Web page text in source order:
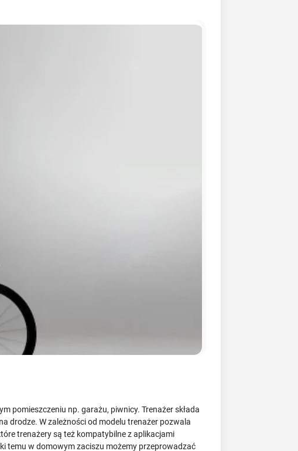
pomieszczeniu np. garażu, piwnicy. Trenażer składa
drodze. W zależności od modelu trenażer pozwala
trenażery są też kompatybilne z aplikacjami
temu w domowym zaciszu możemy przeprowadzać